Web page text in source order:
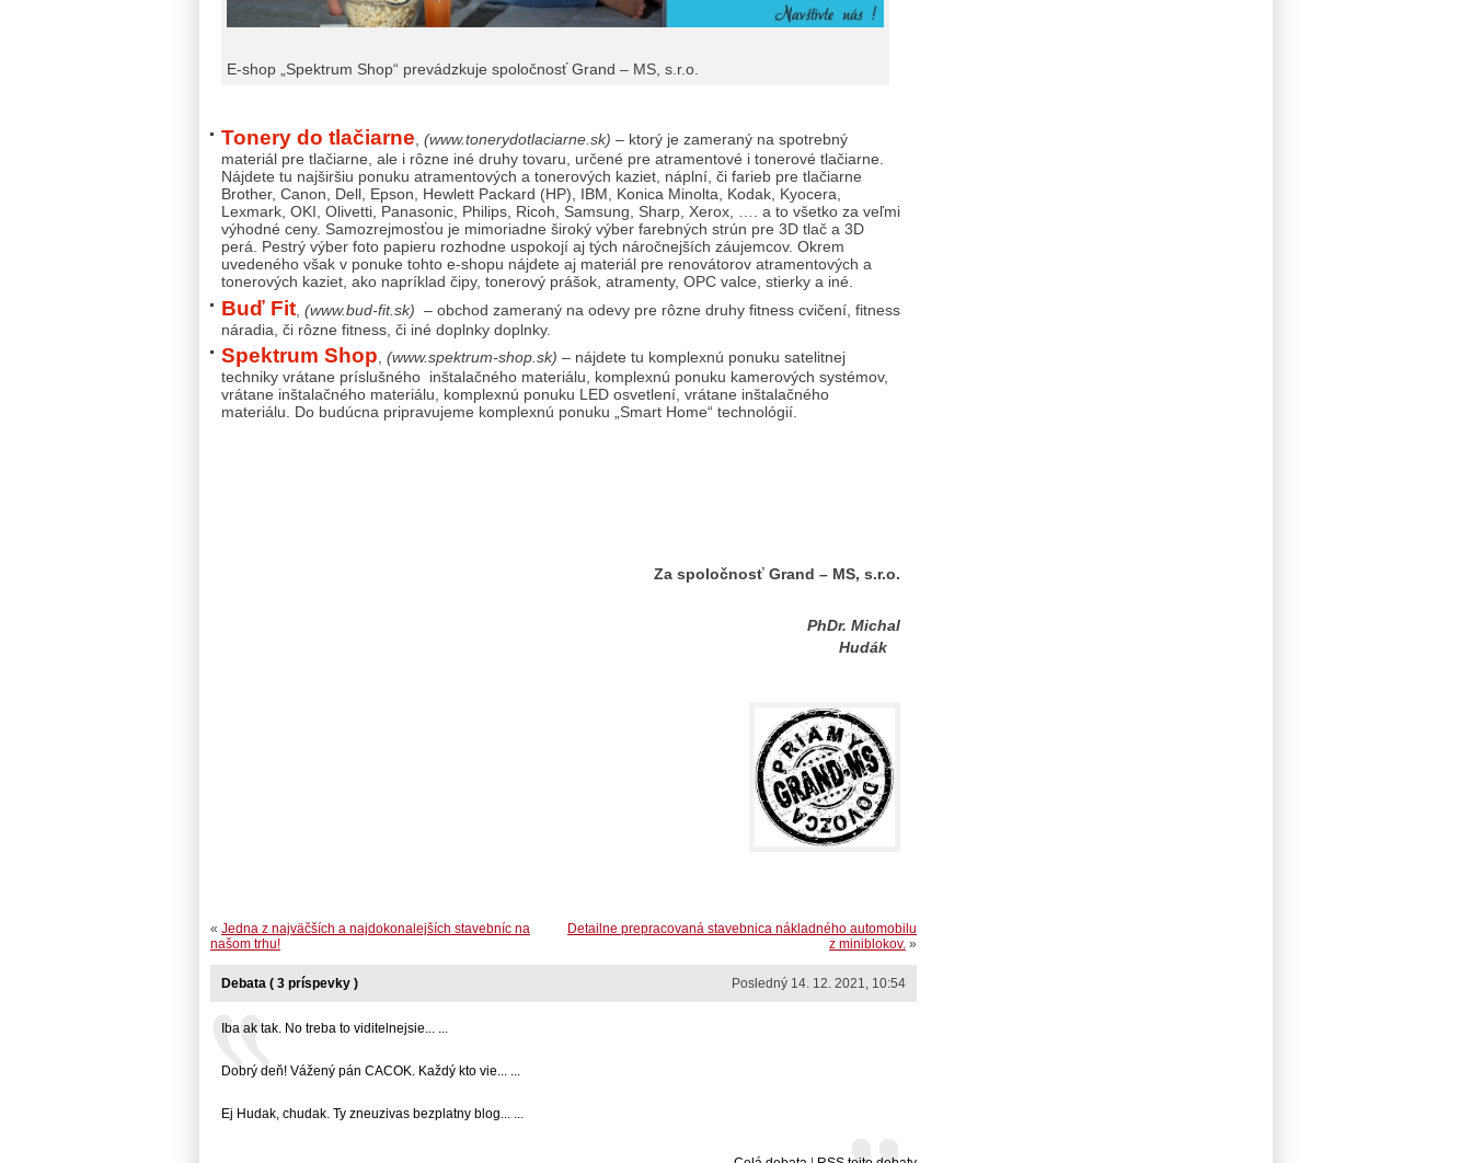
E-shop „Spektrum Shop“ prevádzkuje spoločnosť Grand – MS, s.r.o.
Tonery do tlačiarne (www.tonerydotlaciarne.sk) – ktorý je zameraný na spotrebný
materiál pre tlačiarne, ale i rôzne iné druhy tovaru, určené pre atramentové i tonerové tlačiarne.
Nájdete tu najširšiu ponuku atramentových a tonerových kaziet, náplní, či farieb pre tlačiarne
Brother, Canon, Dell, Epson, Hewlett Packard (HP), IBM, Konica Minolta, Kodak, Kyocera,
Lexmark, OKI, Olivetti, Panasonic, Philips, Ricoh, Samsung, Sharp, Xerox, …. a to všetko za veľmi
výhodné ceny. Samozrejmosťou je mimoriadne široký výber farebných strún pre 3D tlač a 3D
perá. Pestrý výber foto papieru rozhodne uspokojí aj tých náročnejších záujemcov. Okrem
uvedeného však v ponuke tohto e-shopu nájdete aj materiál pre renovátorov atramentových a
tonerových kaziet, ako napríklad čipy, tonerový prášok, atramenty, OPC valce, stierky a iné.
Buď Fit (www.bud-fit.sk) – obchod zameraný na odevy pre rôzne druhy fitness cvičení, fitness
náradia, či rôzne fitness, či iné doplnky doplnky.
Spektrum Shop, (www.spektrum-shop.sk) – nájdete tu komplexnú ponuku satelitnej
techniky vrátane príslušného inštalačného materiálu, komplexnú ponuku kamerových systémov,
vrátane inštalačného materiálu, komplexnú ponuku LED osvetlení, vrátane inštalačného
materiálu. Do budúcna pripravujeme komplexnú ponuku „Smart Home“ technológií.
Za spoločnosť Grand – MS, s.r.o.
PhDr. Michal
Hudák
Detailne prepracovaná stavebnica nákladného automobilu
z miniblokov. »
« Jedna z najväčších a najdokonalejších stavebníc na
našom trhu!
Posledný 14. 12. 2021, 10:54
Debata ( 3 príspevky )
Iba ak tak. No treba to viditelnejsie... ...
Dobrý deň! Vážený pán CACOK. Každý kto vie... ...
Ej Hudak, chudak. Ty zneuzivas bezplatny blog... ...